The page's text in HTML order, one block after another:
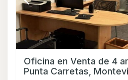
Oficina en Venta de 4
Punta Carretas,